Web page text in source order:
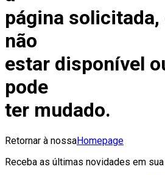
página solicitada,
não
estar disponível
pode
ter mudado.
Retornar à nossaHomepage
Receba as últimas novidades em